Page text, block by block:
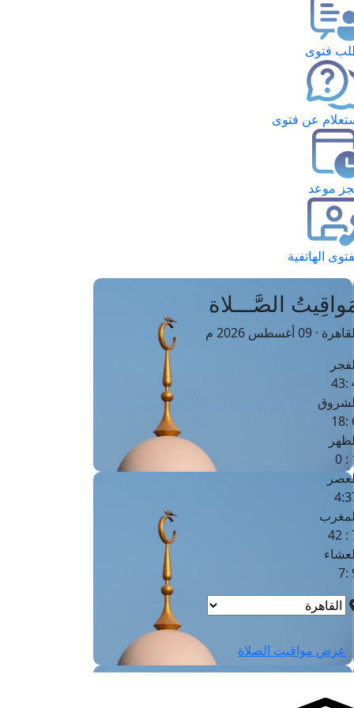
فتوى
عن فتوى
موعد
الهاتفية
الصَّـــلاة
· 09 أغسطس 2026 م
عرض مواقيت الصلاة